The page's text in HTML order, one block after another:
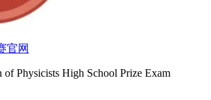
官网
of Physicists High School Prize Exam